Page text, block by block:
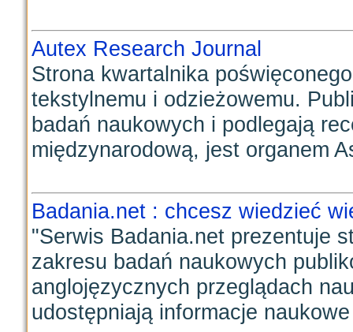
Autex Research Journal
Strona kwartalnika
tekstylnemu i odzieżowemu.
badań naukowych i podlegają
międzynarodową, jest organem
Badania.net : chcesz wiedzieć
"Serwis Badania.net prezentuje
zakresu badań naukowych
anglojęzycznych przeglądach
udostępniają informacje